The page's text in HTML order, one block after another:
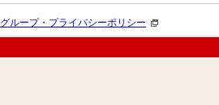
グループ・プライバシーポリシー